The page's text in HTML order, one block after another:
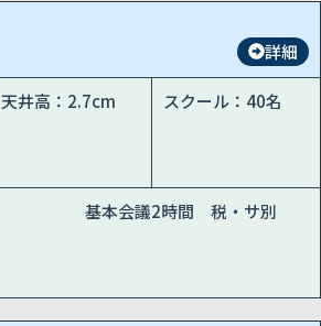
詳細
天井高：2.7cm スクール：40名
基本会議2時間 税・サ別